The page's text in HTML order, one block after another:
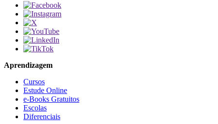
Aprendizagem
Cursos
Estude Online
e-Books Gratuitos
Escolas
Diferenciais